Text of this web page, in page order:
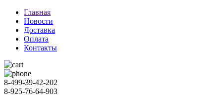
Главная
Новости
Доставка
Оплата
Контакты
8-499-39-42-202
8-925-76-64-903